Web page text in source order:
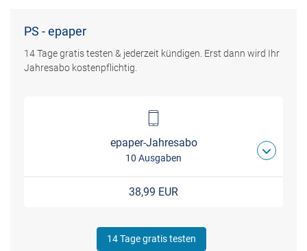
PS - epaper
14 Tage gratis testen & jederzeit kündigen. Erst dann wird Ihr
Jahresabo kostenpflichtig.
epaper-Jahresabo
10 Ausgaben
38,99 EUR
14 Tage gratis testen